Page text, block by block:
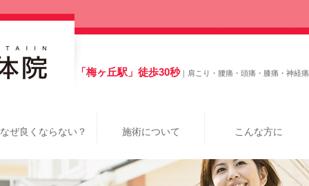
「梅ヶ丘駅」徒歩30秒｜肩こり・腰痛・頭痛・膝痛・神経痛
なぜ良くならない？ 施術について こんな方に